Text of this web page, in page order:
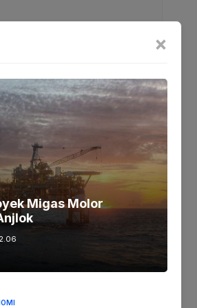
×
Migas Molor